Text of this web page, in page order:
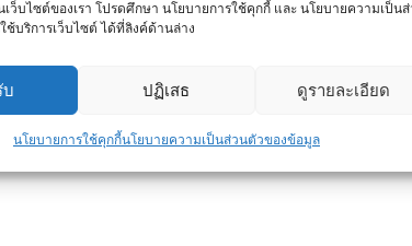
เว็บไซต์ของเรา โปรดศึกษา นโยบายการใช้คุกกี้ และ นโยบายความเป็น
ช้บริการเว็บไซต์ ได้ที่ลิงค์ด้านล่าง
บ ปฏิเสธ ดูรายละเอียด
นโยบายการใช้คุกกี้นโยบายความเป็นส่วนตัวของข้อมูล
วยงามสามารถเพิ่มมูลค่าให้กับ
จัดการอย่างดี ซึ่งสามารถดึงดูดผู้ซื้อหรือผู้